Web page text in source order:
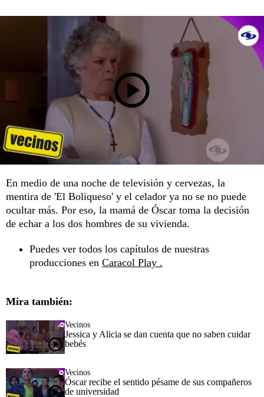
En medio de una noche de televisión y cervezas, la
mentira de 'El Boliqueso' y el celador ya no se no puede
ocultar más. Por eso, la mamá de Óscar toma la decisión
de echar a los dos hombres de su vivienda.
Puedes ver todos los capítulos de nuestras
producciones en Caracol Play .
Mira también:
Vecinos
Jessica y Alicia se dan cuenta que no saben cuidar
bebés
Vecinos
Óscar recibe el sentido pésame de sus compañeros
de universidad